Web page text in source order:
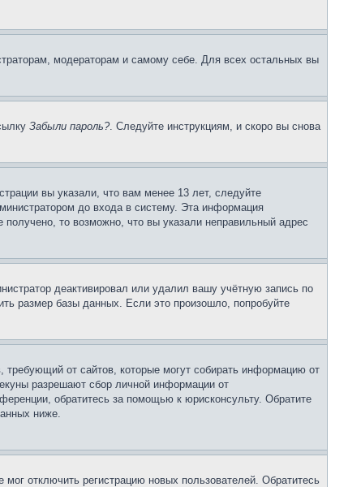
модераторам и самому себе. Для всех остальных вы
Забыли пароль?. Следуйте инструкциям, и скоро вы снова
вы указали, что вам менее 13 лет, следуйте
до входа в систему. Эта информация
то возможно, что вы указали неправильный адрес
деактивировал или удалил вашу учётную запись по
размер базы данных. Если это произошло, попробуйте
от сайтов, которые могут собирать информацию от
разрешают сбор личной информации от
обратитесь за помощью к юрисконсульту. Обратите
ниже.
отключить регистрацию новых пользователей. Обратитесь